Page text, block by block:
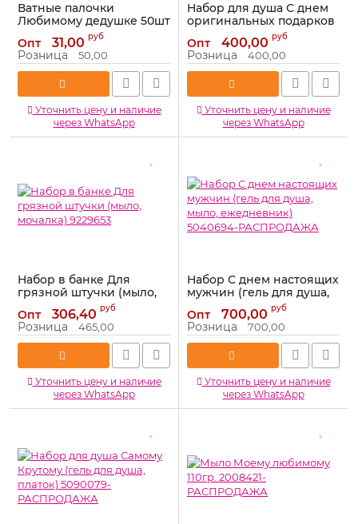
Ватные палочки
Любимому дедушке 50шт
Артикул: 7333042
Опт 31,00 руб
Розница 50,00
Уточнить цену и наличие
через WhatsApp
Набор для душа С днем
оригинальных подарков
(гель, шампунь) 10038997-
РАСПРОДАЖА
Артикул: 10038997-
РАСПРОДАЖА
Опт 400,00 руб
Розница 400,00
Уточнить цену и наличие
через WhatsApp
Набор в банке Для
грязной штучки (мыло,
мочалка) 9229653
Артикул: 9229653
Опт 306,40 руб
Розница 465,00
Уточнить цену и наличие
через WhatsApp
Набор С днем настоящих
мужчин (гель для душа,
мыло, ежедневник)
5040694-РАСПРОДАЖА
Артикул: 5040694-
РАСПРОДАЖА
Опт 700,00 руб
Розница 700,00
Уточнить цену и наличие
через WhatsApp